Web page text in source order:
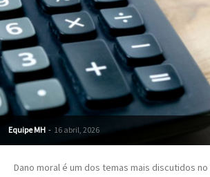
Equipe MH - 16 abril, 2026
Dano moral é um dos temas mais discutidos